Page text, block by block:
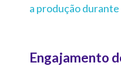
a produção durante
Engajamento